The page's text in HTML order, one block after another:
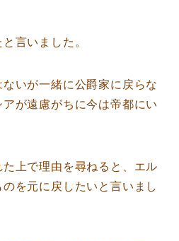
言いました。
いが一緒に公爵家に戻らな
が遠慮がちに今は帝都にい
上で理由を尋ねると、エル
を元に戻したいと言いまし